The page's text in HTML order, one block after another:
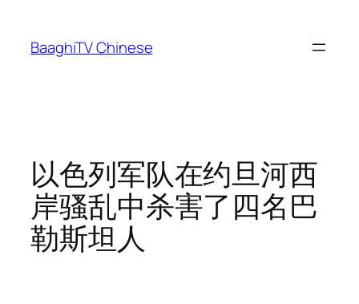
content
BaaghiTV Chinese
以色列军队在约旦河西
岸骚乱中杀害了四名巴
勒斯坦人